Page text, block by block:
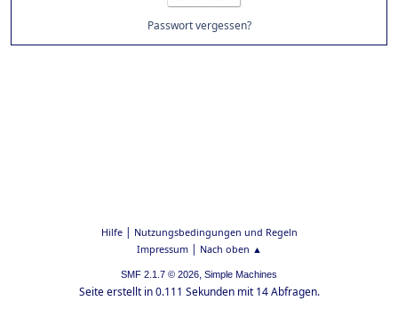
Passwort vergessen?
Hilfe| Nutzungsbedingungen und Regeln
Impressum| Nach oben ▲
SMF 2.1.7 © 2026, Simple Machines
Seite erstellt in 0.111 Sekunden mit 14 Abfragen.